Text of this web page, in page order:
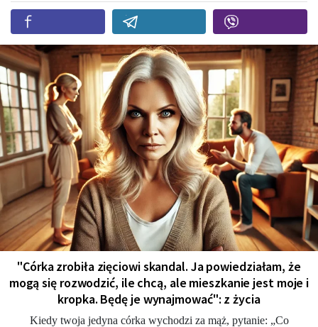
"Córka zrobiła zięciowi skandal. Ja powiedziałam, że
mogą się rozwodzić, ile chcą, ale mieszkanie jest moje i
kropka. Będę je wynajmować": z życia
Kiedy twoja jedyna córka wychodzi za mąż, pytanie: „Co